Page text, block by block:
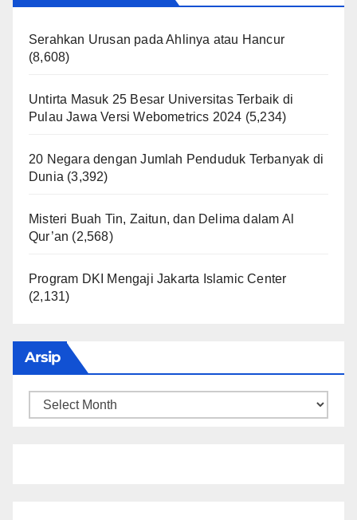
Serahkan Urusan pada Ahlinya atau Hancur
(8,608)
Untirta Masuk 25 Besar Universitas Terbaik di
Pulau Jawa Versi Webometrics 2024 (5,234)
20 Negara dengan Jumlah Penduduk Terbanyak di
Dunia (3,392)
Misteri Buah Tin, Zaitun, dan Delima dalam Al
Qur’an (2,568)
Program DKI Mengaji Jakarta Islamic Center
(2,131)
Arsip
Arsip